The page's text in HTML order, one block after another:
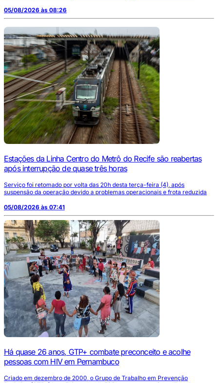
05/08/2026 às 08:26
Estações da Linha Centro do Metrô do Recife são reabertas
após interrupção de quase três horas
Serviço foi retomado por volta das 20h desta terça-feira (4), após
suspensão da operação devido a problemas operacionais e frota reduzida
05/08/2026 às 07:41
Há quase 26 anos, GTP+ combate preconceito e acolhe
pessoas com HIV em Pernambuco
Criado em dezembro de 2000, o Grupo de Trabalho em Prevenção